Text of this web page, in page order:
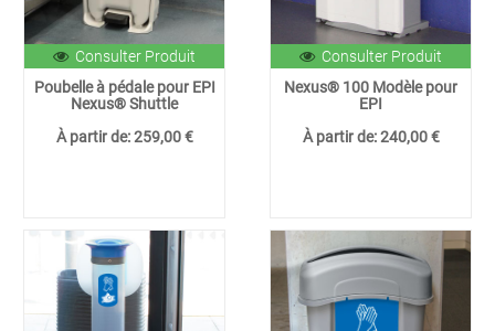
Consulter Produit
Poubelle à pédale pour EPI
Nexus® Shuttle
À partir de:259,00 €
Consulter Produit
Nexus® 100 Modèle pour
EPI
À partir de:240,00 €